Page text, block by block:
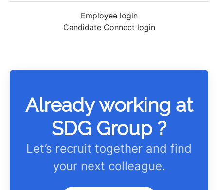
Employee login
Candidate Connect login
Already working at
SDG Group ?
Let’s recruit together and find
your next colleague.